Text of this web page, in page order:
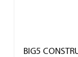
BIG5